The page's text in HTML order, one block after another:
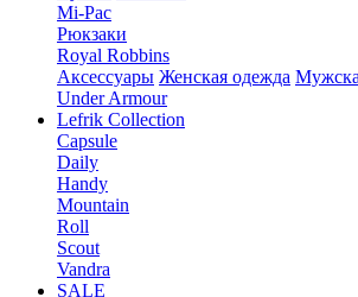
Mi-Pac
Рюкзаки
Royal Robbins
Аксессуары Женская одежда
Under Armour
Lefrik Collection
Capsule
Daily
Handy
Mountain
Roll
Scout
Vandra
SALE